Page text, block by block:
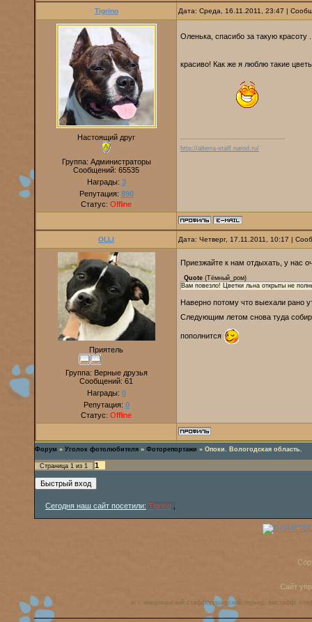
Tigrino Дата: Среда, 16.11.2011, 23:47 |
Настоящий друг
Группа: Администраторы
Сообщений: 65535
Награды: 3
Репутация: 890
Статус: Offline
Оленька, спасибо за такую
красиво! Как же я люблю такие
http://alterra-staff.narod.ru/
OLLI Дата: Четверг, 17.11.2011, 10:17 |
Приятель
Группа: Верные друзья
Сообщений: 61
Награды: 0
Репутация: 0
Статус: Offline
Приезжайте к нам отдыхать, у нас
Quote (Тёмный_ром)
Вам повезло! Цветки льна открыты не
Наверно потому что выехали рано
Следующим летом снова туда
пополнится
Форум » Уголок фотолюбителя » Фоторепортажи » Опоки. Вологодская область.
Страница 1 из 1 1
Сегодня наш сайт посетили: Tigrino
Сайт
аст, американский стаффордширский терьер, амстафф,